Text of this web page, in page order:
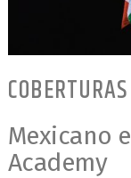
Mexicano
Academy